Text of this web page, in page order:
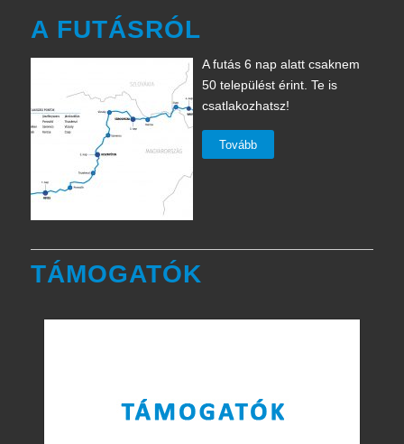
A FUTÁSRÓL
A futás 6 nap alatt csaknem
50 települést érint. Te is
csatlakozhatsz!
Tovább
TÁMOGATÓK